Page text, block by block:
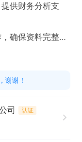
供财务分析支
确保资料完整准
财务会计工作经
谢谢！
司 认证